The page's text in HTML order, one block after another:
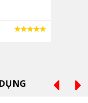
ly 360-500-700ml tùy
300-400ly/h, giúp bạn